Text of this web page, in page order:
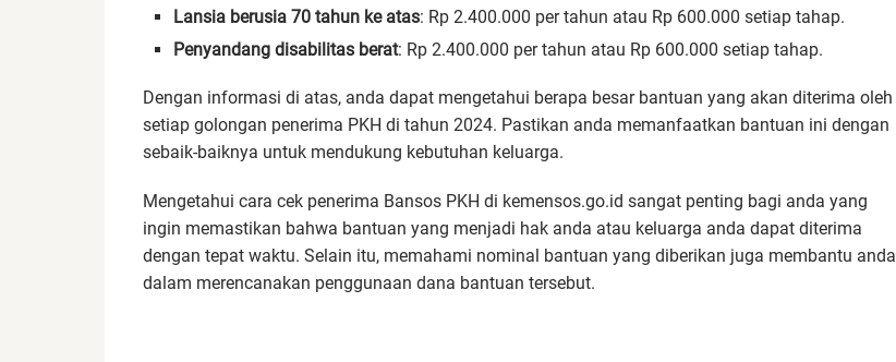
Lansia berusia 70 tahun ke atas: Rp 2.400.000 per tahun atau Rp 600.000 setiap tahap.
Penyandang disabilitas berat: Rp 2.400.000 per tahun atau Rp 600.000 setiap tahap.
Dengan informasi di atas, anda dapat mengetahui berapa besar bantuan yang akan diterima oleh
setiap golongan penerima PKH di tahun 2024. Pastikan anda memanfaatkan bantuan ini dengan
sebaik-baiknya untuk mendukung kebutuhan keluarga.
Mengetahui cara cek penerima Bansos PKH di kemensos.go.id sangat penting bagi anda yang
ingin memastikan bahwa bantuan yang menjadi hak anda atau keluarga anda dapat diterima
dengan tepat waktu. Selain itu, memahami nominal bantuan yang diberikan juga membantu anda
dalam merencanakan penggunaan dana bantuan tersebut.